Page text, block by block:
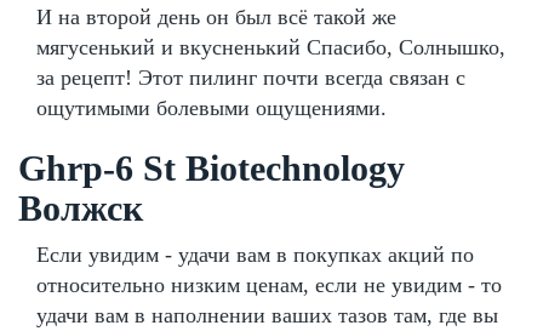
И на второй день он был всё такой же
мягусенький и вкусненький Спасибо, Солнышко,
за рецепт! Этот пилинг почти всегда связан с
ощутимыми болевыми ощущениями.
Ghrp-6 St Biotechnology
Волжск
Если увидим - удачи вам в покупках акций по
относительно низким ценам, если не увидим - то
удачи вам в наполнении ваших тазов там, где вы